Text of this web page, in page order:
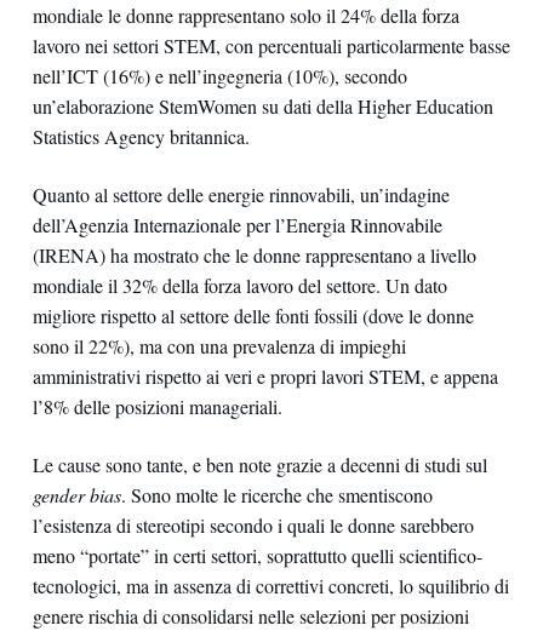
mondiale le donne rappresentano solo il 24% della forza
lavoro nei settori STEM, con percentuali particolarmente basse
nell’ICT (16%) e nell’ingegneria (10%), secondo
un’elaborazione StemWomen su dati della Higher Education
Statistics Agency britannica.
Quanto al settore delle energie rinnovabili, un’indagine
dell’Agenzia Internazionale per l’Energia Rinnovabile
(IRENA) ha mostrato che le donne rappresentano a livello
mondiale il 32% della forza lavoro del settore. Un dato
migliore rispetto al settore delle fonti fossili (dove le donne
sono il 22%), ma con una prevalenza di impieghi
amministrativi rispetto ai veri e propri lavori STEM, e appena
l’8% delle posizioni manageriali.
Le cause sono tante, e ben note grazie a decenni di studi sul
gender bias. Sono molte le ricerche che smentiscono
l’esistenza di stereotipi secondo i quali le donne sarebbero
meno “portate” in certi settori, soprattutto quelli scientifico-
tecnologici, ma in assenza di correttivi concreti, lo squilibrio di
genere rischia di consolidarsi nelle selezioni per posizioni